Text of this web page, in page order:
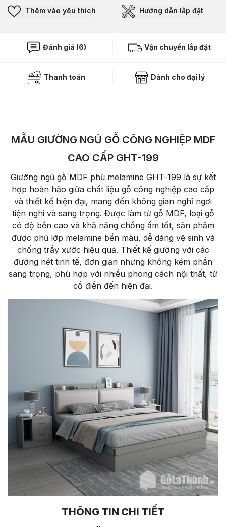
Thêm vào yêu thích Hướng dẫn lắp đặt
Đánh giá (6) Vận chuyển lắp đặt
Thanh toán Dành cho đại lý
MẪU GIƯỜNG NGỦ GỖ CÔNG NGHIỆP MDF
CAO CẤP GHT-199
Giường ngủ gỗ MDF phủ melamine GHT-199 là sự kết
hợp hoàn hảo giữa chất liệu gỗ công nghiệp cao cấp
và thiết kế hiện đại, mang đến không gian nghỉ ngơi
tiện nghi và sang trọng. Được làm từ gỗ MDF, loại gỗ
có độ bền cao và khả năng chống ẩm tốt, sản phẩm
được phủ lớp melamine bền màu, dễ dàng vệ sinh và
chống trầy xước hiệu quả. Thiết kế giường với các
đường nét tinh tế, đơn giản nhưng không kém phần
sang trọng, phù hợp với nhiều phong cách nội thất, từ
cổ điển đến hiện đại.
THÔNG TIN CHI TIẾT